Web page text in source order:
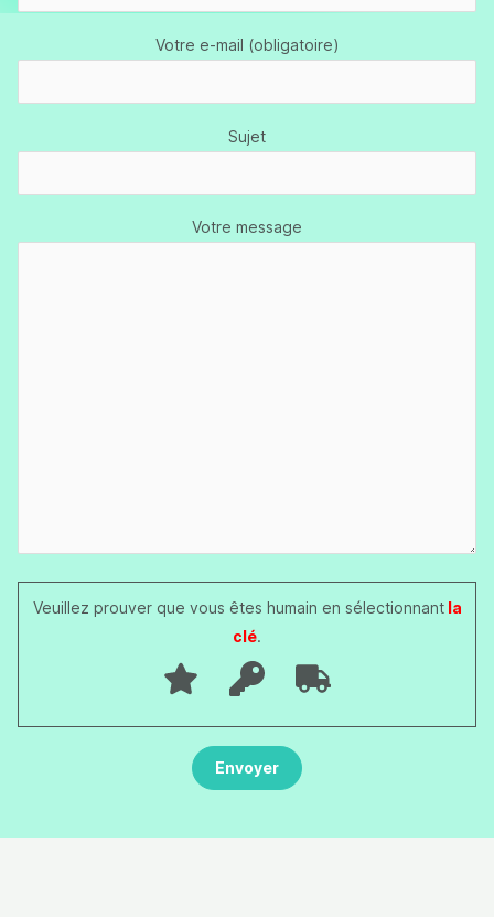
Votre e-mail (obligatoire)
Sujet
Votre message
Veuillez prouver que vous êtes humain en sélectionnantla
clé.